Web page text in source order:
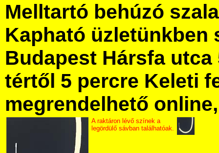
Melltartó behúzó
Kapható üzletünkben
Budapest Hársfa utca
tértől 5 percre Keleti
megrendelhető
A raktáron lévő színek a
legördülő sávban találhatóak.